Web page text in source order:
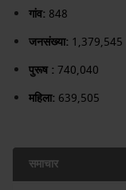
गांव: 848
जनसंख्या: 1,379,545
पुरूष :740,040
महिला: 639,505
समाचार